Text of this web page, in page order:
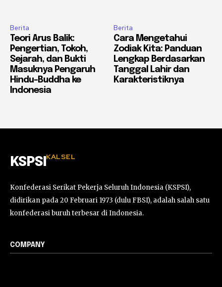
Berita
Teori Arus Balik:
Pengertian, Tokoh,
Sejarah, dan Bukti
Masuknya Pengaruh
Hindu-Buddha ke
Indonesia
Berita
Cara Mengetahui
Zodiak Kita: Panduan
Lengkap Berdasarkan
Tanggal Lahir dan
Karakteristiknya
KSPSI KALSEL
Konfederasi Serikat Pekerja Seluruh Indonesia (KSPSI),
didirikan pada 20 Februari 1973 (dulu FBSI), adalah salah satu
konfederasi buruh terbesar di Indonesia.
COMPANY